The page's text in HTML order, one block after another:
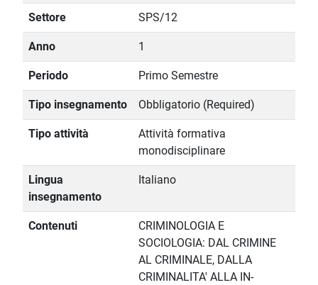
Settore SPS/12
Anno 1
Periodo Primo Semestre
Tipo insegnamento Obbligatorio (Required)
Tipo attività
Attività formativa
monodisciplinare
Lingua
insegnamento
Italiano
Contenuti
CRIMINOLOGIA E
SOCIOLOGIA: DAL CRIMINE
AL CRIMINALE, DALLA
CRIMINALITA' ALLA IN-